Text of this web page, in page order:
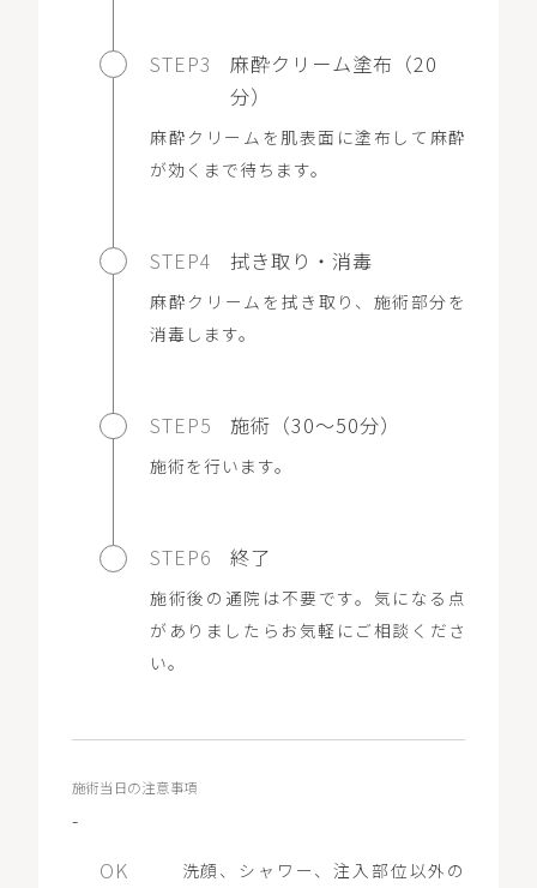
STEP3
麻酔クリーム塗布（20
分）
麻酔クリームを肌表面に塗布して麻酔
が効くまで待ちます。
STEP4 拭き取り・消毒
麻酔クリームを拭き取り、施術部分を
消毒します。
STEP5 施術（30～50分）
施術を行います。
STEP6 終了
施術後の通院は不要です。気になる点
がありましたらお気軽にご相談くださ
い。
施術当日の注意事項
-
洗顔、シャワー、注入部位以外の